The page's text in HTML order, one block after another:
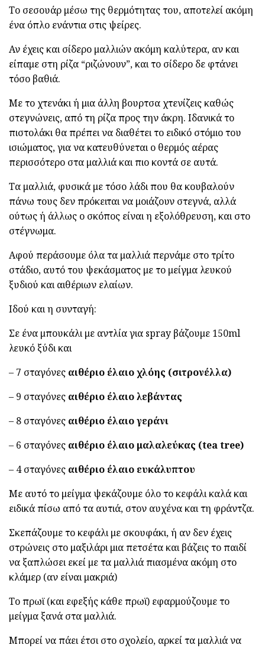
Το σεσουάρ μέσω της θερμότητας του, αποτελεί ακόμη
ένα όπλο ενάντια στις ψείρες.
Αν έχεις και σίδερο μαλλιών ακόμη καλύτερα, αν και
είπαμε στη ρίζα “ριζώνουν”, και το σίδερο δε φτάνει
τόσο βαθιά.
Με το χτενάκι ή μια άλλη βουρτσα χτενίζεις καθώς
στεγνώνεις, από τη ρίζα προς την άκρη. Ιδανικά το
πιστολάκι θα πρέπει να διαθέτει το ειδικό στόμιο του
ισιώματος, για να κατευθύνεται ο θερμός αέρας
περισσότερο στα μαλλιά και πιο κοντά σε αυτά.
Τα μαλλιά, φυσικά με τόσο λάδι που θα κουβαλούν
πάνω τους δεν πρόκειται να μοιάζουν στεγνά, αλλά
ούτως ή άλλως ο σκόπος είναι η εξολόθρευση, και στο
στέγνωμα.
Αφού περάσουμε όλα τα μαλλιά περνάμε στο τρίτο
στάδιο, αυτό του ψεκάσματος με το μείγμα λευκού
ξυδιού και αιθέριων ελαίων.
Ιδού και η συνταγή:
Σε ένα μπουκάλι με αντλία για spray βάζουμε 150ml
λευκό ξύδι και
– 7 σταγόνες αιθέριο έλαιο χλόης (σιτρονέλλα)
– 9 σταγόνες αιθέριο έλαιο λεβάντας
– 8 σταγόνες αιθέριο έλαιο γεράνι
– 6 σταγόνες αιθέριο έλαιο μαλαλεύκας (tea tree)
– 4 σταγόνες αιθέριο έλαιο ευκάλυπτου
Με αυτό το μείγμα ψεκάζουμε όλο το κεφάλι καλά και
ειδικά πίσω από τα αυτιά, στον αυχένα και τη φράντζα.
Σκεπάζουμε το κεφάλι με σκουφάκι, ή αν δεν έχεις
στρώνεις στο μαξιλάρι μια πετσέτα και βάζεις το παιδί
να ξαπλώσει εκεί με τα μαλλιά πιασμένα ακόμη στο
κλάμερ (αν είναι μακριά)
Το πρωϊ (και εφεξής κάθε πρωϊ) εφαρμούζουμε το
μείγμα ξανά στα μαλλιά.
Μπορεί να πάει έτσι στο σχολείο, αρκεί τα μαλλιά να